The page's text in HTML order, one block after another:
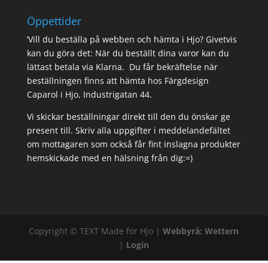
Öppettider
’Vill du beställa på webben och hämta i Hjo? Givetvis
kan du göra det: När du beställt dina varor kan du
lättast betala via Klarna. Du får bekräftelse när
beställningen finns att hämta hos Färgdesign
Caparol i Hjo, Industrigatan 44.
Vi skickar beställningar direkt till den du önskar ge
present till. Skriv alla uppgifter i meddelandefältet
om mottagaren som också får fint inslagna produkter
hemskickade med en hälsning från dig:=)
Copyright ©TEXT Made for Hjo |Webbyrå: Wettern
| Login